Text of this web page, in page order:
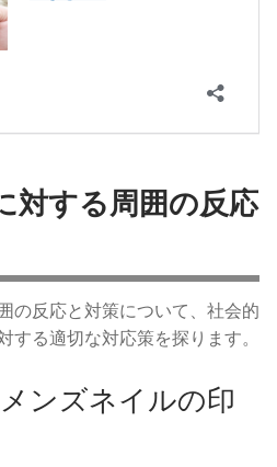
対する周囲の反応
の反応と対策について、社会的
する適切な対応策を探ります。
ンズネイルの印